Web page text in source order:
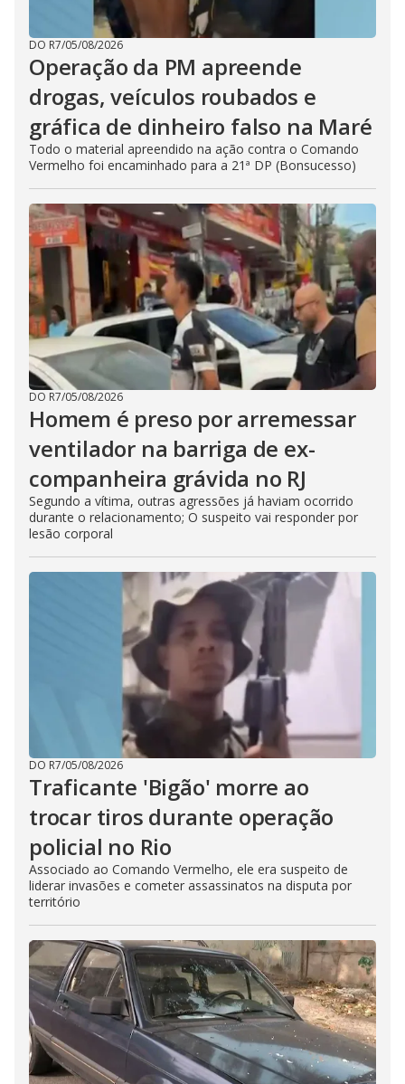
DO R7/05/08/2026
Operação da PM apreende
drogas, veículos roubados e
gráfica de dinheiro falso na Maré
Todo o material apreendido na ação contra o Comando
Vermelho foi encaminhado para a 21ª DP (Bonsucesso)
DO R7/05/08/2026
Homem é preso por arremessar
ventilador na barriga de ex-
companheira grávida no RJ
Segundo a vítima, outras agressões já haviam ocorrido
durante o relacionamento; O suspeito vai responder por
lesão corporal
DO R7/05/08/2026
Traficante 'Bigão' morre ao
trocar tiros durante operação
policial no Rio
Associado ao Comando Vermelho, ele era suspeito de
liderar invasões e cometer assassinatos na disputa por
território